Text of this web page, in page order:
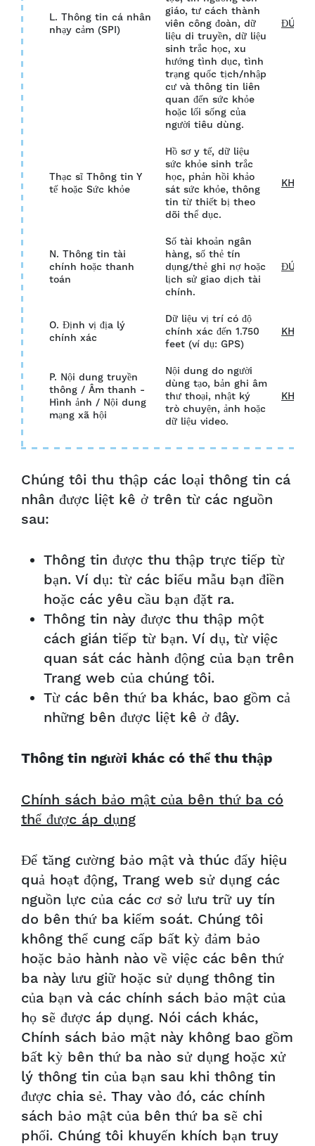
L. Thông tin cá nhân
nhạy cảm (SPI)
giáo, tư cách thành
viên công đoàn, dữ
liệu di truyền, dữ liệu
sinh trắc học, xu
hướng tình dục, tình
trạng quốc tịch/nhập
cư và thông tin liên
quan đến sức khỏe
hoặc lối sống của
người tiêu dùng.
ĐÚNG
Thạc sĩ Thông tin Y
tế hoặc Sức khỏe
Hồ sơ y tế, dữ liệu
sức khỏe sinh trắc
học, phản hồi khảo
sát sức khỏe, thông
tin từ thiết bị theo
dõi thể dục.
KHÔNG
N. Thông tin tài
chính hoặc thanh
toán
Số tài khoản ngân
hàng, số thẻ tín
dụng/thẻ ghi nợ hoặc
lịch sử giao dịch tài
chính.
ĐÚNG
O. Định vị địa lý
chính xác
Dữ liệu vị trí có độ
chính xác đến 1.750
feet (ví dụ: GPS)
KHÔNG
P. Nội dung truyền
thông / Âm thanh -
Hình ảnh / Nội dung
mạng xã hội
Nội dung do người
dùng tạo, bản ghi âm
thư thoại, nhật ký
trò chuyện, ảnh hoặc
dữ liệu video.
KHÔNG
Chúng tôi thu thập các loại thông tin cá
nhân được liệt kê ở trên từ các nguồn
sau:
Thông tin được thu thập trực tiếp từ
bạn. Ví dụ: từ các biểu mẫu bạn điền
hoặc các yêu cầu bạn đặt ra.
Thông tin này được thu thập một
cách gián tiếp từ bạn. Ví dụ, từ việc
quan sát các hành động của bạn trên
Trang web của chúng tôi.
Từ các bên thứ ba khác, bao gồm cả
những bên được liệt kê ở đây.
Thông tin người khác có thể thu thập
Chính sách bảo mật của bên thứ ba có
thể được áp dụng
Để tăng cường bảo mật và thúc đẩy hiệu
quả hoạt động, Trang web sử dụng các
nguồn lực của các cơ sở lưu trữ uy tín
do bên thứ ba kiểm soát. Chúng tôi
không thể cung cấp bất kỳ đảm bảo
hoặc bảo hành nào về việc các bên thứ
ba này lưu giữ hoặc sử dụng thông tin
của bạn và các chính sách bảo mật của
họ sẽ được áp dụng. Nói cách khác,
Chính sách bảo mật này không bao gồm
bất kỳ bên thứ ba nào sử dụng hoặc xử
lý thông tin của bạn sau khi thông tin
được chia sẻ. Thay vào đó, các chính
sách bảo mật của bên thứ ba sẽ chi
phối. Chúng tôi khuyến khích bạn truy